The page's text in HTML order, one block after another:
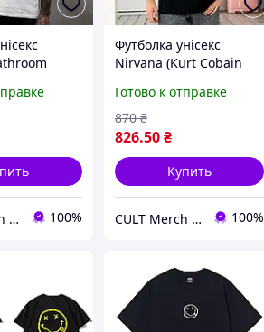
CULT Merch Store 100%
Футболка унісекс
Nirvana (Kurt Cobain
Готово к отправке
826.50 ₴
870 ₴
Купить
CULT Merch Store 100%